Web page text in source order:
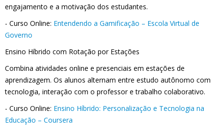
engajamento e a motivação dos estudantes.
- Curso Online: Entendendo a Gamificação – Escola Virtual de
Governo
Ensino Híbrido com Rotação por Estações
Combina atividades online e presenciais em estações de
aprendizagem. Os alunos alternam entre estudo autônomo com
tecnologia, interação com o professor e trabalho colaborativo.
- Curso Online: Ensino Híbrido: Personalização e Tecnologia na
Educação – Coursera